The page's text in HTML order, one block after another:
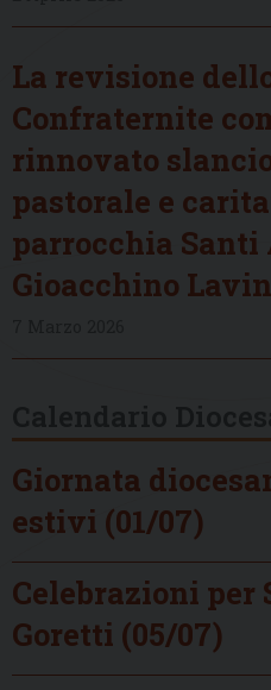
La revisione
Confraternite
rinnovato
pastorale e
parrocchia Santi
Gioacchino
Giornata
estivi (01/07)
Celebrazioni per
Goretti (05/07)